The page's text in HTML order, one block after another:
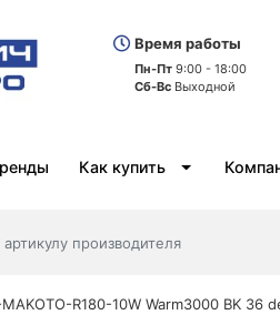
Время работы
Пн-Пт 9:00 - 18:00
Сб-Вс Выходной
Как купить
R180-10W Warm3000 BK 36